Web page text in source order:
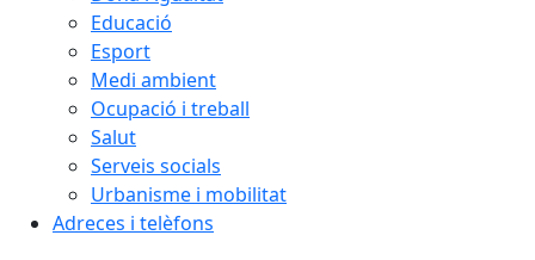
Educació
Esport
Medi ambient
Ocupació i treball
Salut
Serveis socials
Urbanisme i mobilitat
Adreces i telèfons